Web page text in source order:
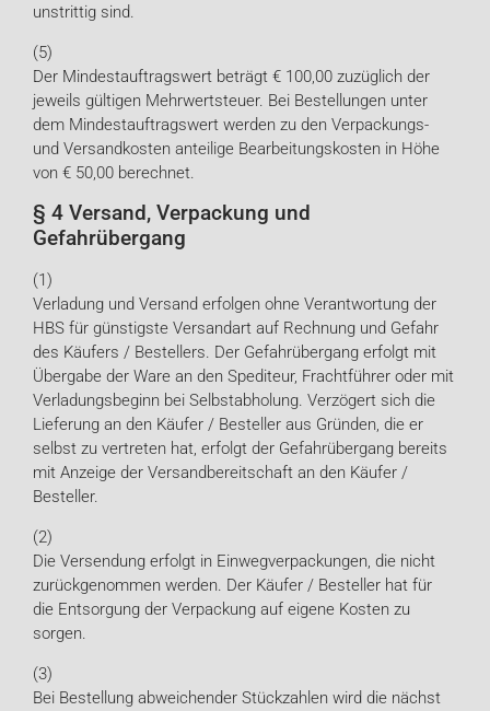
unstrittig sind.
(5)
Der Mindestauftragswert beträgt € 100,00 zuzüglich der
jeweils gültigen Mehrwertsteuer. Bei Bestellungen unter
dem Mindestauftragswert werden zu den Verpackungs-
und Versandkosten anteilige Bearbeitungskosten in Höhe
von € 50,00 berechnet.
§ 4 Versand, Verpackung und
Gefahrübergang
(1)
Verladung und Versand erfolgen ohne Verantwortung der
HBS für günstigste Versandart auf Rechnung und Gefahr
des Käufers / Bestellers. Der Gefahrübergang erfolgt mit
Übergabe der Ware an den Spediteur, Frachtführer oder mit
Verladungsbeginn bei Selbstabholung. Verzögert sich die
Lieferung an den Käufer / Besteller aus Gründen, die er
selbst zu vertreten hat, erfolgt der Gefahrübergang bereits
mit Anzeige der Versandbereitschaft an den Käufer /
Besteller.
(2)
Die Versendung erfolgt in Einwegverpackungen, die nicht
zurückgenommen werden. Der Käufer / Besteller hat für
die Entsorgung der Verpackung auf eigene Kosten zu
sorgen.
(3)
Bei Bestellung abweichender Stückzahlen wird die nächst